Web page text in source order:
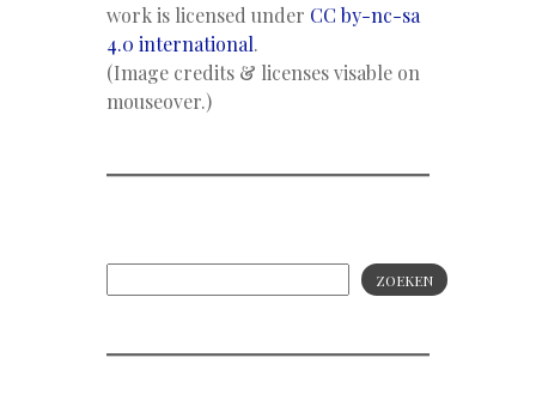
work is licensed under CC by-nc-sa
4.0 international.
(Image credits & licenses visable on
mouseover.)
ZOEKEN